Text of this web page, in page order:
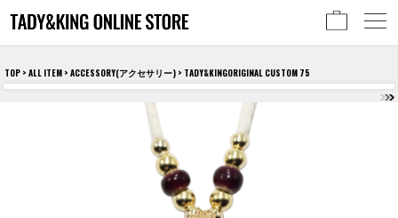
TOP > ALL ITEM > ACCESSORY(アクセサリー) > TADY&KINGORIGINAL CUSTOM 75